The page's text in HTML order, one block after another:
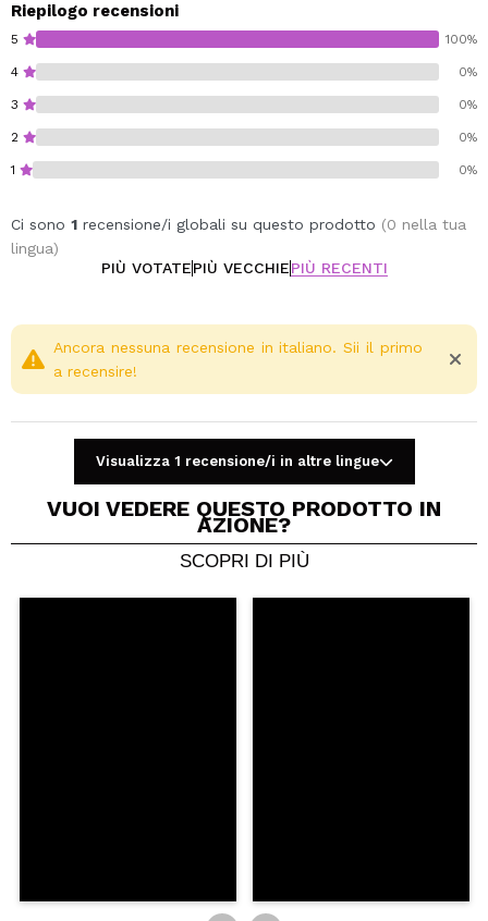
Riepilogo recensioni
5 100%
4 0%
3 0%
2 0%
1 0%
Ci sono 1 recensione/i globali su questo prodotto (0 nella tua
lingua)
PIÙ VOTATEPIÙ VECCHIEPIÙ RECENTI
Condividi un video o una foto
Il tuo video potrebbe essere il primo. Immaginalo...
Ancora nessuna recensione in italiano. Sii il primo
a recensire!
Visualizza 1 recensione/i in altre lingue
VUOI VEDERE QUESTO PRODOTTO IN
AZIONE?
SCOPRI DI PIÙ